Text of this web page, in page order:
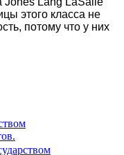
этого класса не
потому что у них